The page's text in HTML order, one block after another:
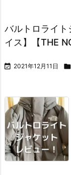
バルトロライト
イス】【THE
 2021年12月11日 